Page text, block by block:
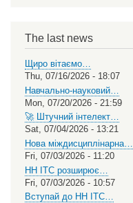
The last news
Щиро вітаємо…
Thu, 07/16/2026 - 18:07
Навчально-науковий…
Mon, 07/20/2026 - 21:59
🚀 Штучний інтелект…
Sat, 07/04/2026 - 13:21
Нова міждисциплінарна…
Fri, 07/03/2026 - 11:20
НН ІТС розширює…
Fri, 07/03/2026 - 10:57
Вступай до НН ІТС…